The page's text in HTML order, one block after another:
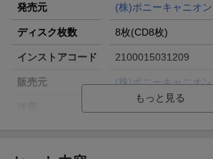
発売元 (株)ポニーキャニオン
ディスク枚数 8枚(CD8枚)
インストアコード 2100015031209
販売元 (株)ポニーキャニオン